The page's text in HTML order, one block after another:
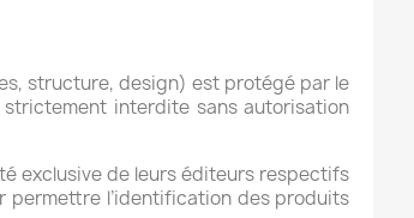
structure, design) est protégé par le
interdite sans autorisation
exclusive de leurs éditeurs respectifs
permettre l’identification des produits